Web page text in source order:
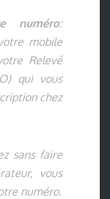
numéro:
mobile
Relevé
qui vous
chez
sans faire
vous
numéro.